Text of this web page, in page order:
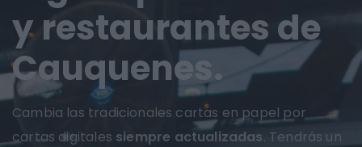
y restaurantes de
Cauquenes.
Cambia las tradicionales cartas en papel por
cartas digitales siempre actualizadas. Tendrás un